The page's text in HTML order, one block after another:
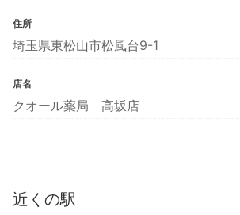
住所
埼玉県東松山市松風台9-1
店名
クオール薬局 高坂店
近くの駅